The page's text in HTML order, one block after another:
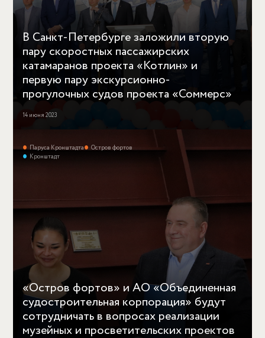
В Санкт-Петербурге заложили вторую
пару скоростных пассажирских
катамаранов проекта «Котлин» и
первую пару экскурсионно-
прогулочных судов проекта «Соммерс»
14 июня 2023
Паруса Кронштадта
Остров фортов
Кронштадт
«Остров фортов» и АО «Объединенная
судостроительная корпорация» будут
сотрудничать в вопросах реализации
музейных и просветительских проектов